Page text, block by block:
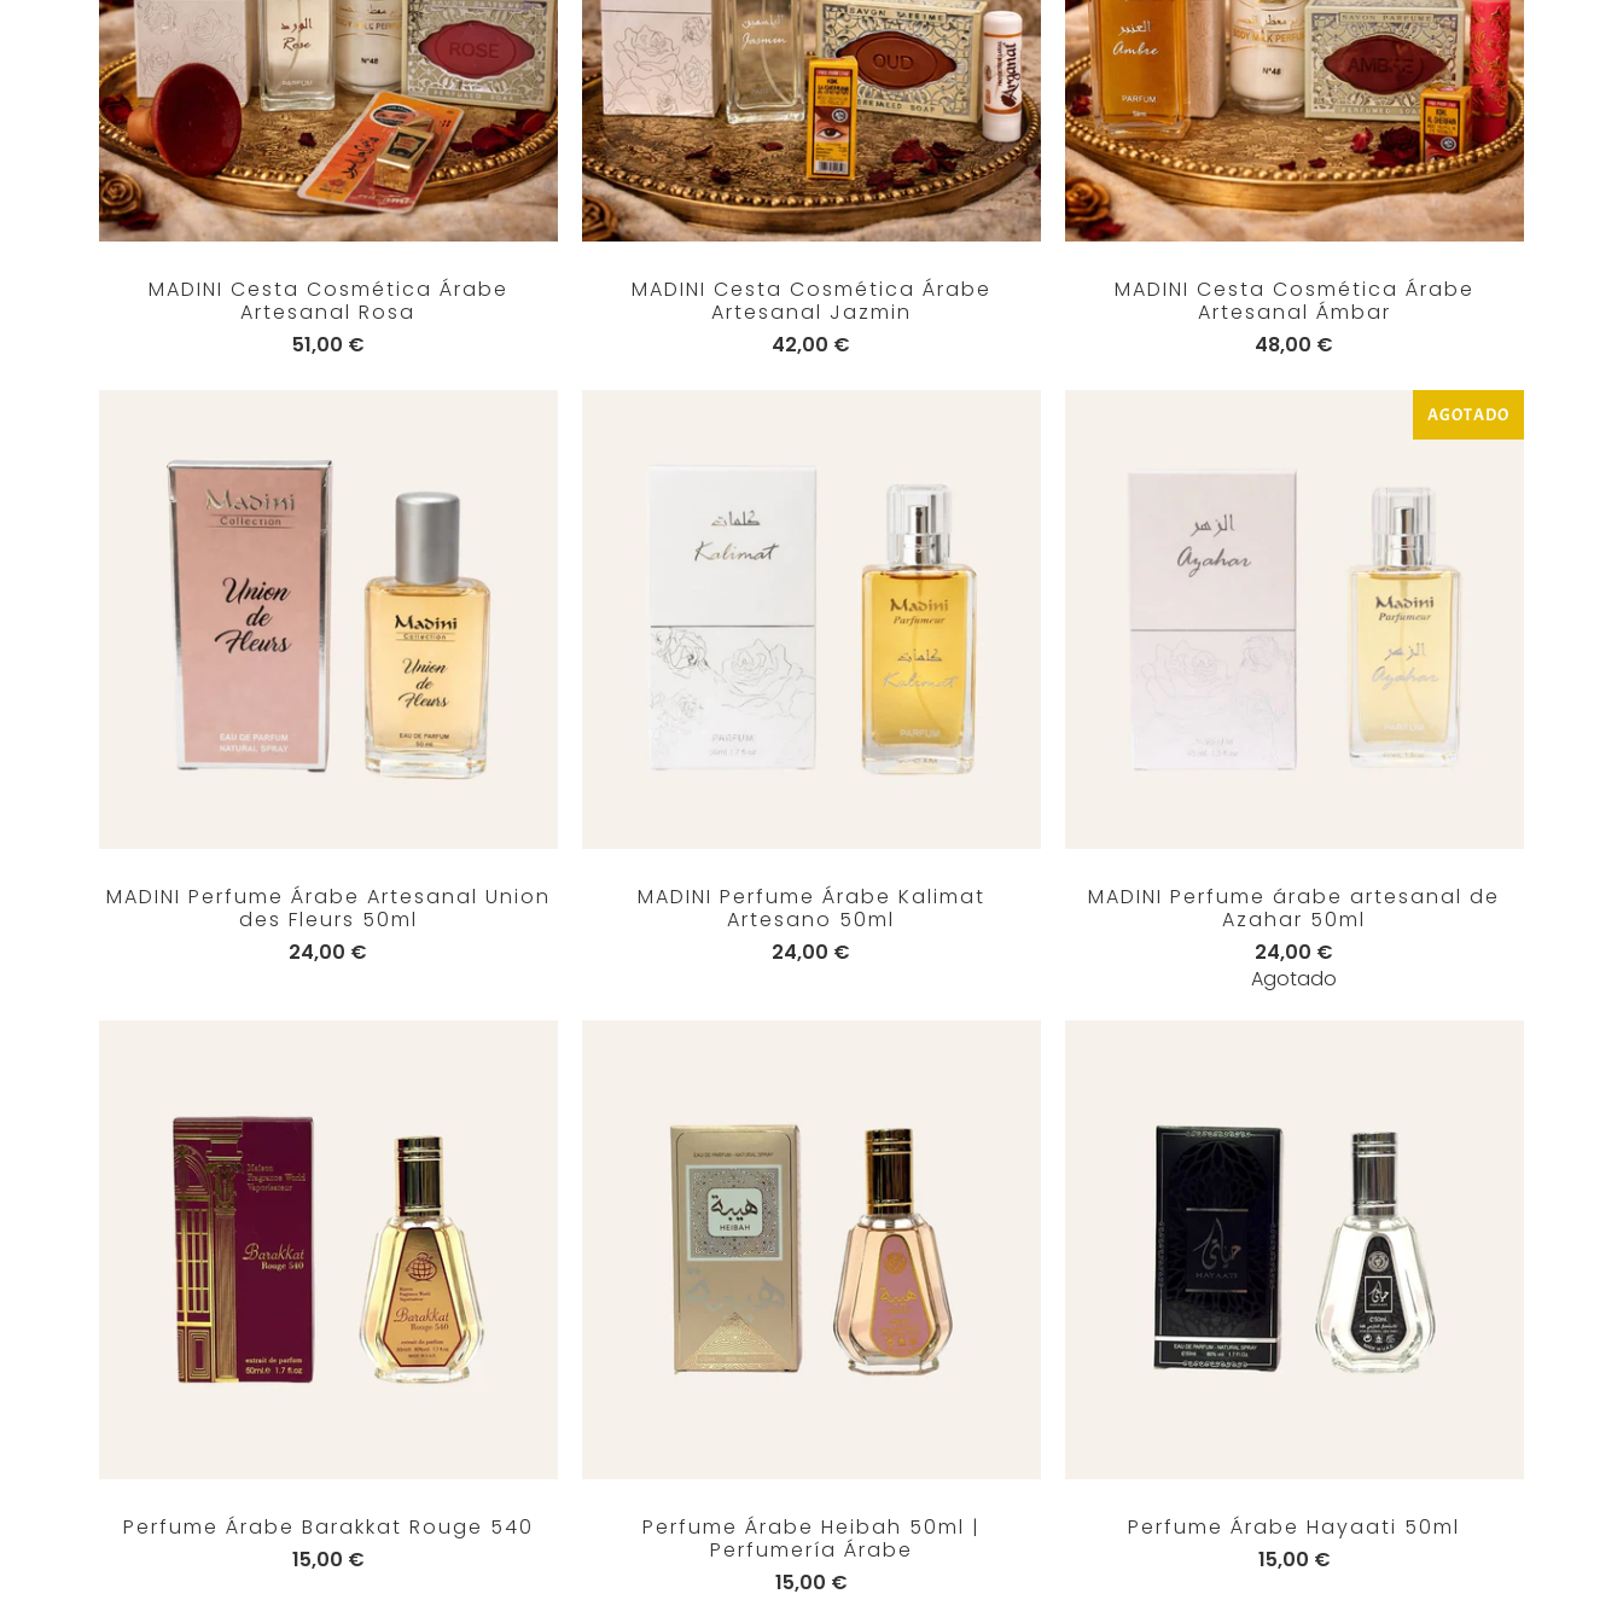
MADINI Cesta Cosmética Árabe
Artesanal Rosa
51,00 €
MADINI Cesta Cosmética Árabe
Artesanal Jazmin
42,00 €
MADINI Cesta Cosmética Árabe
Artesanal Ámbar
48,00 €
MADINI Perfume Árabe Artesanal Union
des Fleurs 50ml
24,00 €
MADINI Perfume Árabe Kalimat
Artesano 50ml
24,00 €
AGOTADO
MADINI Perfume árabe artesanal de
Azahar 50ml
24,00 €
Agotado
Perfume Árabe Barakkat Rouge 540
15,00 €
Perfume Árabe Heibah 50ml |
Perfumería Árabe
15,00 €
Perfume Árabe Hayaati 50ml
15,00 €